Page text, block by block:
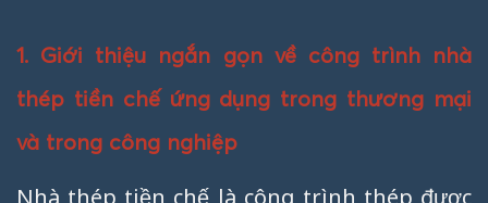
1. Giới thiệu ngắn gọn về công trình nhà
thép tiền chế ứng dụng trong thương mại
và trong công nghiệp
Nhà thép tiền chế là công trình thép được